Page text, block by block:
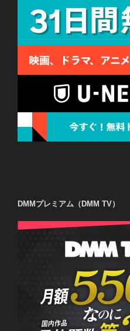
DMMプレミアム（DMM TV）